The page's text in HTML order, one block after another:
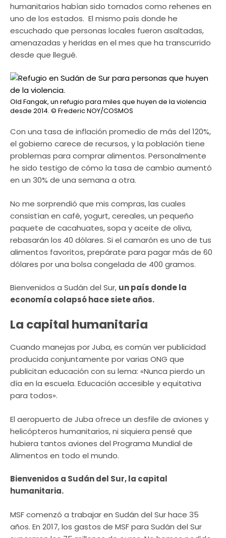
humanitarios habían sido tomados como rehenes en
uno de los estados. El mismo país donde he
escuchado que personas locales fueron asaltadas,
amenazadas y heridas en el mes que ha transcurrido
desde que llegué.
Old Fangak, un refugio para miles que huyen de la violencia
desde 2014. © Frederic NOY/COSMOS
Con una tasa de inflación promedio de más del 120%,
el gobierno carece de recursos, y la población tiene
problemas para comprar alimentos. Personalmente
he sido testigo de cómo la tasa de cambio aumentó
en un 30% de una semana a otra.
No me sorprendió que mis compras, las cuales
consistían en café, yogurt, cereales, un pequeño
paquete de cacahuates, sopa y aceite de oliva,
rebasarán los 40 dólares. Si el camarón es uno de tus
alimentos favoritos, prepárate para pagar más de 60
dólares por una bolsa congelada de 400 gramos.
Bienvenidos a Sudán del Sur, un país donde la
economía colapsó hace siete años.
La capital humanitaria
Cuando manejas por Juba, es común ver publicidad
producida conjuntamente por varias ONG que
publicitan educación con su lema: «Nunca pierdo un
día en la escuela. Educación accesible y equitativa
para todos».
El aeropuerto de Juba ofrece un desfile de aviones y
helicópteros humanitarios, ni siquiera pensé que
hubiera tantos aviones del Programa Mundial de
Alimentos en todo el mundo.
Bienvenidos a Sudán del Sur, la capital
humanitaria.
MSF comenzó a trabajar en Sudán del Sur hace 35
años. En 2017, los gastos de MSF para Sudán del Sur